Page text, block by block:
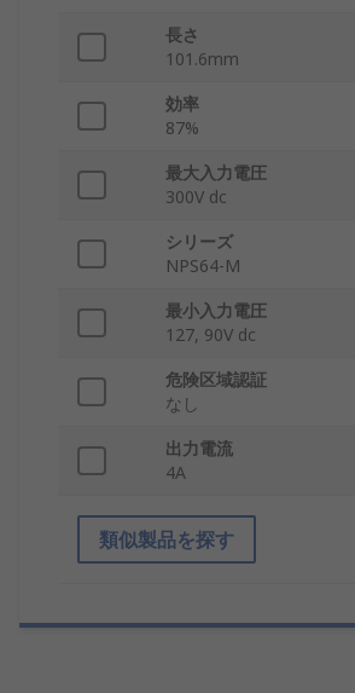
長さ
101.6mm
効率
87%
最大入力電圧
300V dc
シリーズ
NPS64-M
最小入力電圧
127, 90V dc
危険区域認証
なし
出力電流
4A
類似製品を探す